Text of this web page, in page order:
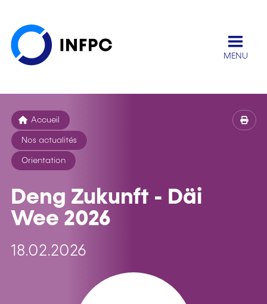
MENU
Accueil
Nos actualités
Orientation
Deng Zukunft - Däi
Wee 2026
18.02.2026